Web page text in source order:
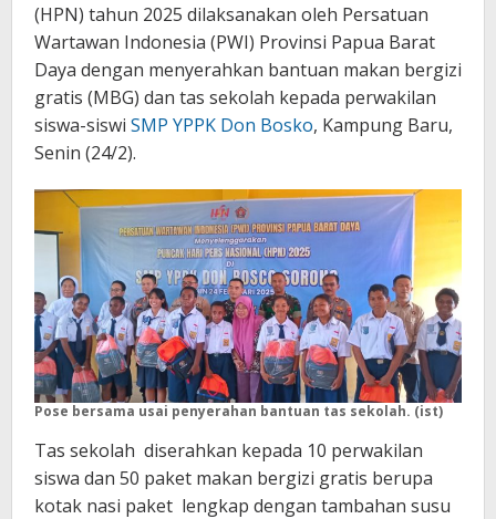
(HPN) tahun 2025 dilaksanakan oleh Persatuan
Wartawan Indonesia (PWI) Provinsi Papua Barat
Daya dengan menyerahkan bantuan makan bergizi
gratis (MBG) dan tas sekolah kepada perwakilan
siswa-siswi SMP YPPK Don Bosko, Kampung Baru,
Senin (24/2).
Pose bersama usai penyerahan bantuan tas sekolah. (ist)
Tas sekolah diserahkan kepada 10 perwakilan
siswa dan 50 paket makan bergizi gratis berupa
kotak nasi paket lengkap dengan tambahan susu